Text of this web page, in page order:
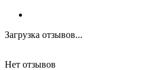
Загрузка отзывов...
Нет отзывов